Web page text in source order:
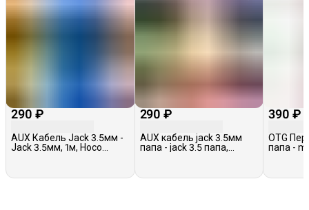
290 ₽
AUX Кабель Jack 3.5мм -
Jack 3.5мм, 1м, Hoco
290 ₽
AUX кабель jack 3.5мм
папа - jack 3.5 папа,
390 ₽
OTG
папа -